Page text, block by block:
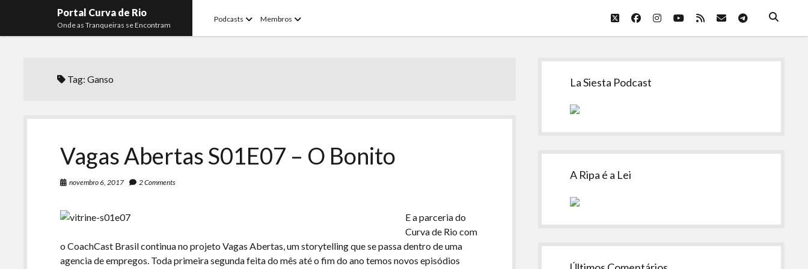
Portal Curva de Rio
Onde as Tranqueiras se Encontram
Podcasts openMembros open
twitterfacebookinstagram
youtube
rss emailtelegram
Tag:Ganso
Vagas Abertas S01E07 – O Bonito
novembro 6, 2017 2 Comments
E a parceria do
Curva de Rio com
o CoachCast Brasil continua no projeto Vagas Abertas, um storytelling que se passa dentro de uma
agencia de empregos. Toda primeira segunda feita do mês até o fim do ano temos novos episódios
Sidebar
La Siesta Podcast
A Ripa é a Lei